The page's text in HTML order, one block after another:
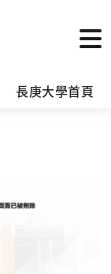
長庚大學首頁